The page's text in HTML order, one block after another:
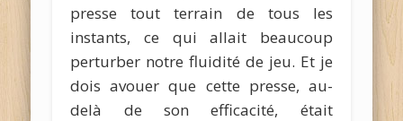
presse tout terrain de tous les
instants, ce qui allait beaucoup
perturber notre fluidité de jeu. Et je
dois avouer que cette presse, au-
delà de son efficacité, était